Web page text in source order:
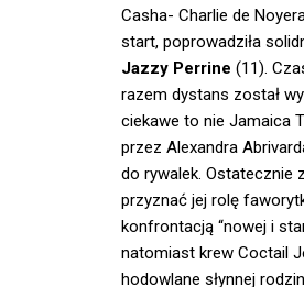
Casha- Charlie de
start, poprowadziła
Jazzy Perrine (11).
razem dystans został
ciekawe to nie Jamaica
przez Alexandra
do rywalek. Ostatecznie
przyznać jej rolę
konfrontacją “nowej i
natomiast krew Coctail
hodowlane słynnej